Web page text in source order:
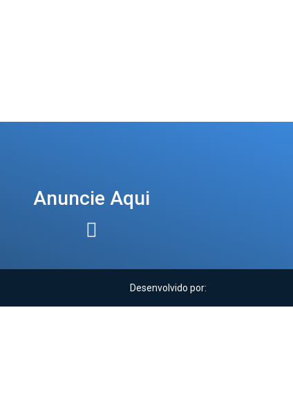
Anuncie Aqui
Desenvolvido por: